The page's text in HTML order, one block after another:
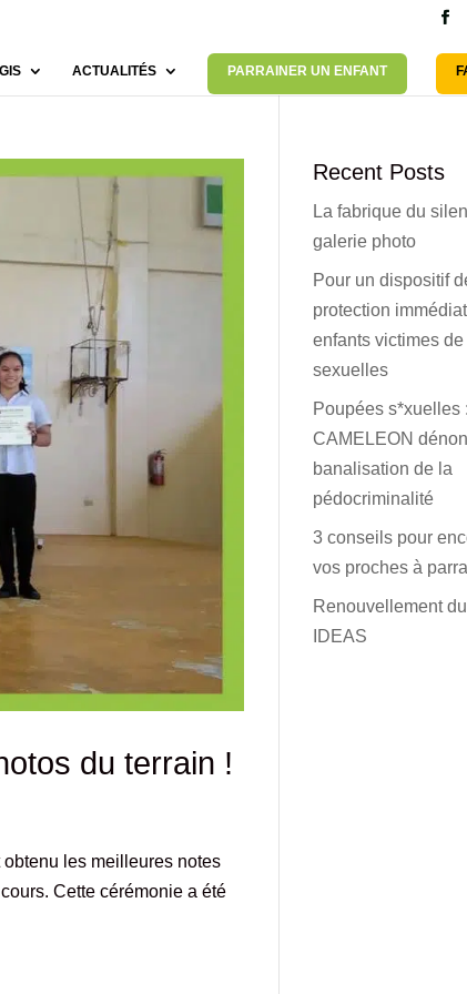
ACTUALITÉS PARRAINER UN ENFANT
du terrain !
les meilleures notes
Cette cérémonie a été
Recent Posts
La fabrique du
galerie photo
Pour un dispositif
protection
enfants victimes
sexuelles
Poupées s*xuelles :
CAMELEON
banalisation de la
pédocriminalité
3 conseils pour
vos proches à
Renouvellement
IDEAS